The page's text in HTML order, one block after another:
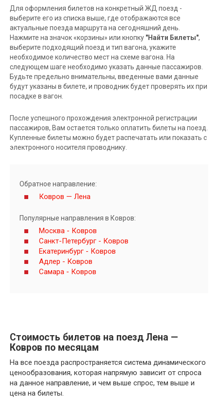
Для оформления билетов на конкретный ЖД поезд -
выберите его из списка выше, где отображаются все
актуальные поезда маршрута на сегодняшний день.
Нажмите на значок «корзины» или кнопку "Найти Билеты",
выберите подходящий поезд и тип вагона, укажите
необходимое количество мест на схеме вагона. На
следующем шаге необходимо указать данные пассажиров.
Будьте предельно внимательны, введенные вами данные
будут указаны в билете, и проводник будет проверять их при
посадке в вагон.
После успешного прохождения электронной регистрации
пассажиров, Вам остается только оплатить билеты на поезд.
Купленные билеты можно будет распечатать или показать с
электронного носителя проводнику.
Обратное направление:
Ковров — Лена
Популярные направления в Ковров:
Москва - Ковров
Санкт-Петербург - Ковров
Екатеринбург - Ковров
Адлер - Ковров
Самара - Ковров
Стоимость билетов на поезд Лена —
Ковров по месяцам
На все поезда распространяется система динамического
ценообразования, которая напрямую зависит от спроса
на данное направление, и чем выше спрос, тем выше и
цена на билеты.